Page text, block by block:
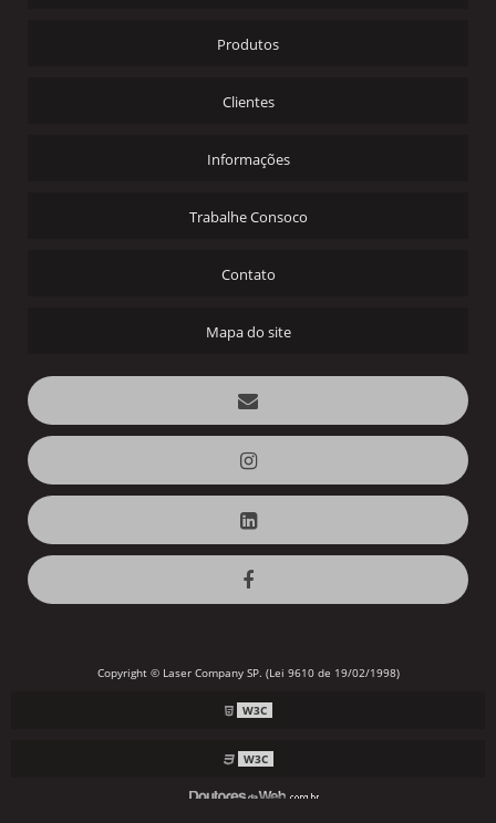
Produtos
Clientes
Informações
Trabalhe Consoco
Contato
Mapa do site
Copyright © Laser Company SP. (Lei 9610 de 19/02/1998)
W3C
W3C